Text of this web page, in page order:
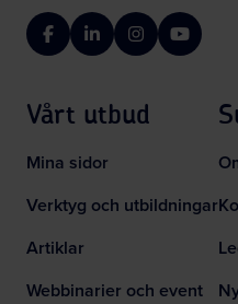
FacebookLinkedInInstagramYouTube
Vårt utbud
Mina sidor
Verktyg och utbildningar
Artiklar
Webbinarier och event